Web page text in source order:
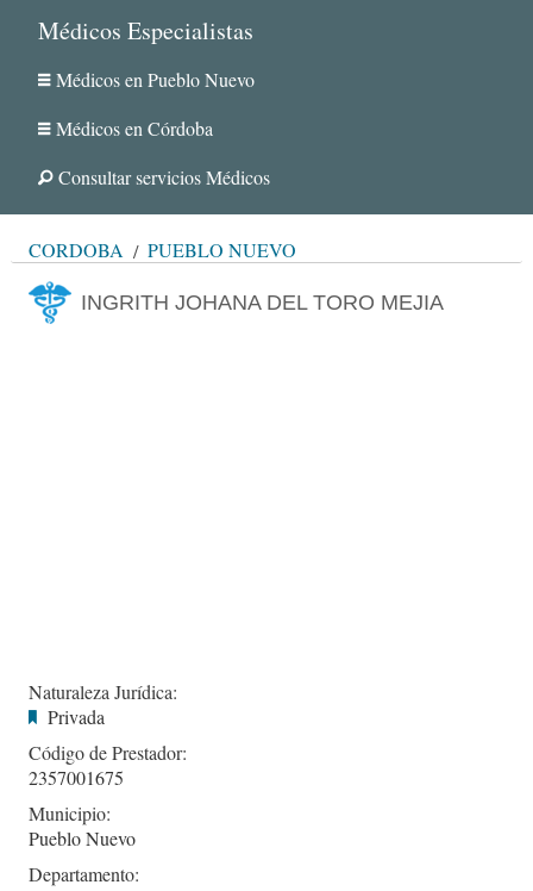
Médicos Especialistas
Médicos en Pueblo Nuevo
Médicos en Córdoba
Consultar servicios Médicos
CÓRDOBA PUEBLO NUEVO
INGRITH JOHANA DEL TORO MEJIA
Naturaleza Jurídica:
Privada
Código de Prestador:
2357001675
Municipio:
Pueblo Nuevo
Departamento: